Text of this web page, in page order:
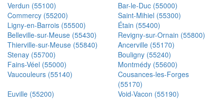
Verdun (55100)
Bar-le-Duc (55000)
Commercy (55200)
Saint-Mihiel (55300)
Ligny-en-Barrois (55500)
Étain (55400)
Belleville-sur-Meuse (55430)
Revigny-sur-Ornain (55800)
Thierville-sur-Meuse (55840)
Ancerville (55170)
Stenay (55700)
Bouligny (55240)
Fains-Véel (55000)
Montmédy (55600)
Vaucouleurs (55140)
Cousances-les-Forges
(55170)
Euville (55200)
Void-Vacon (55190)